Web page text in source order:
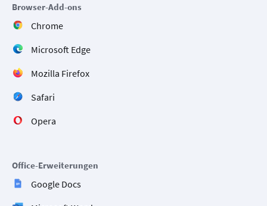
Browser-Add-ons
Chrome
Microsoft Edge
Mozilla Firefox
Safari
Opera
Office-Erweiterungen
Google Docs